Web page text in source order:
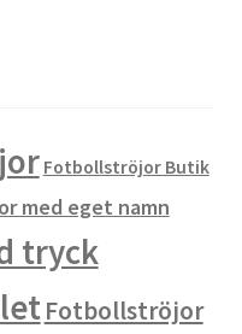
Fotbollströjor Butik
med eget namn
tryck
Fotbollströjor